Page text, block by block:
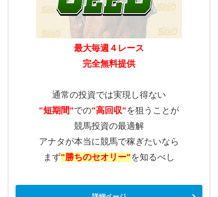
最大毎週４レース
完全無料提供
通常の投資では実現し得ない
"短期間"での"高回収"を狙うことが
競馬投資の最適解
アナタが本当に競馬で稼ぎたいなら
まず"勝ちのセオリー"を知るべし